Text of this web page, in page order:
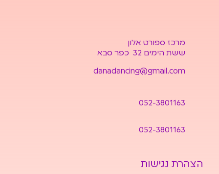
052-3801163
052-3801163
מרכז ספורט אלון
ששת הימים 32 כפר סבא
danadancing@gmail.com
הצהרת נגישות